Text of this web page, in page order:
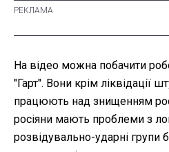
На відео можна побачити
"Гарт". Вони крім ліквідації
працюють над знищенням
росіяни мають проблеми з
розвідувально-ударні групи